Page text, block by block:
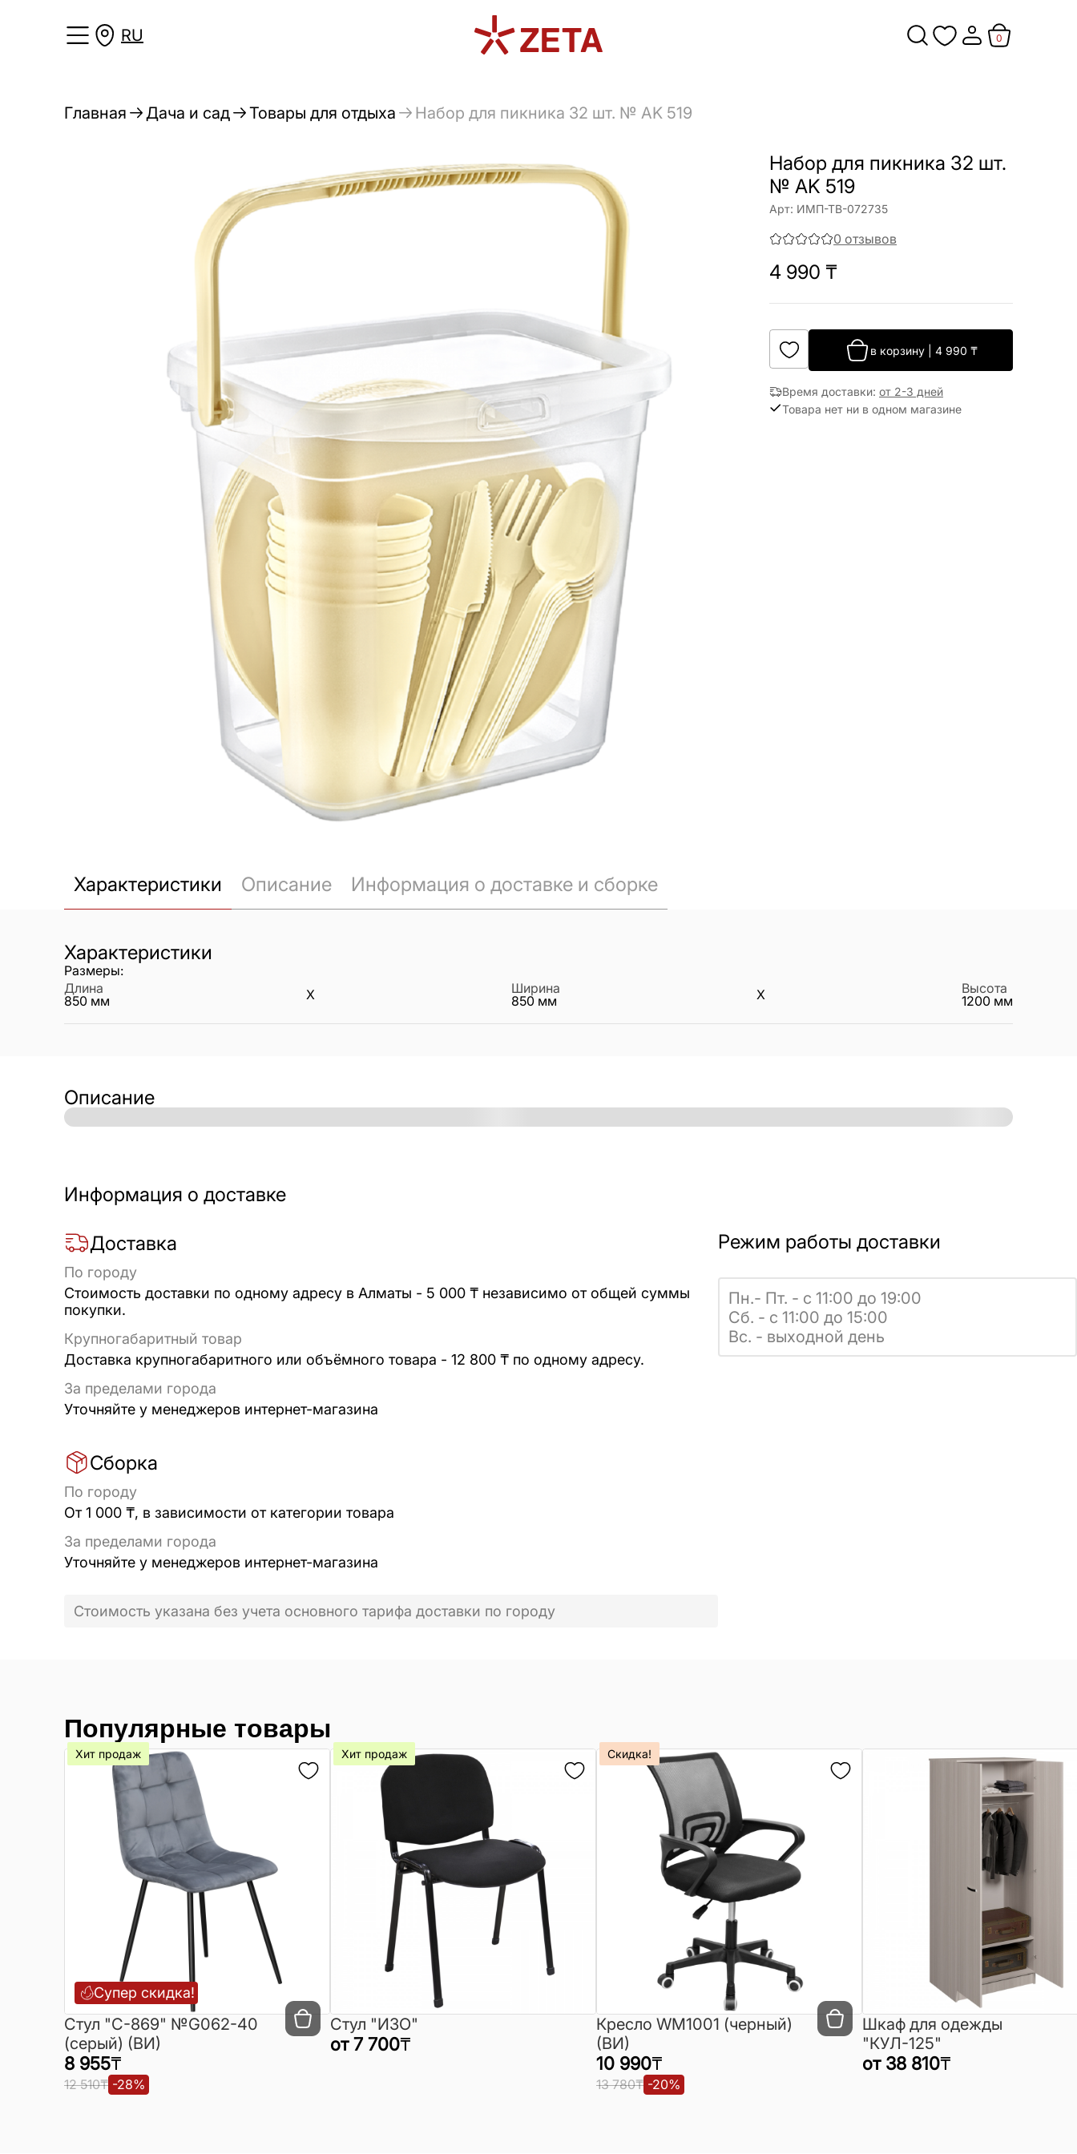
RU 0
Главная Дача и сад Товары для отдыха Набор для пикника 32 шт. № AK 519
Набор для пикника 32 шт.
№ AK 519
Арт: ИМП-ТВ-072735
0 отзывов
4 990 ₸
в корзину| 4 990 ₸
Время доставки:от 2-3 дней
Товара нет ни в одном магазине
Характеристики Описание Информация о доставке и сборке
Характеристики
Размеры:
Длина
850 мм X
Ширина
850 мм X
Высота
1200 мм
Описание
Информация о доставке
Доставка
По городу
Стоимость доставки по одному адресу в Алматы - 5 000 ₸ независимо от общей суммы
покупки.
Крупногабаритный товар
Доставка крупногабаритного или объёмного товара - 12 800 ₸ по одному адресу.
За пределами города
Уточняйте у менеджеров интернет-магазина
Сборка
По городу
От 1 000 ₸, в зависимости от категории товара
За пределами города
Уточняйте у менеджеров интернет-магазина
Стоимость указана без учета основного тарифа доставки по городу
Режим работы доставки
Пн.- Пт. - с 11:00 до 19:00
Сб. - с 11:00 до 15:00
Вс. - выходной день
Популярные товары
Супер скидка!
Хит продаж
Cтул "C-869" №G062-40
(серый) (ВИ)
8 955₸
12 510₸ -28%
Хит продаж
Стул "ИЗО"
от 7 700₸
Скидка!
Кресло WM1001 (черный)
(ВИ)
10 990₸
13 780₸ -20%
Шкаф для одежды
"КУЛ-125"
от 38 810₸